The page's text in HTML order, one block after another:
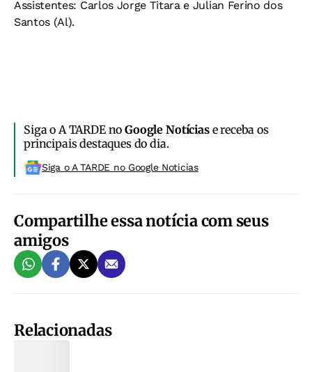
Assistentes: Carlos Jorge Titara e Julian Ferino dos
Santos (Al).
Siga o A TARDE noGoogle Notíciase receba os
principais destaques do dia.
Siga o A TARDE no Google Noticias
Compartilhe essa notícia com seus
amigos
Relacionadas